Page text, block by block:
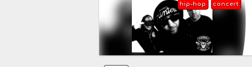
concert
hip-hop